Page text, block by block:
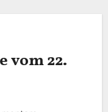
vom 22.